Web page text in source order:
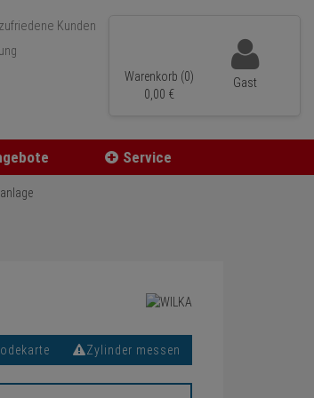
Kunden
Warenkorb (0)
0, 00 €
Gast
Service
Zylinder messen